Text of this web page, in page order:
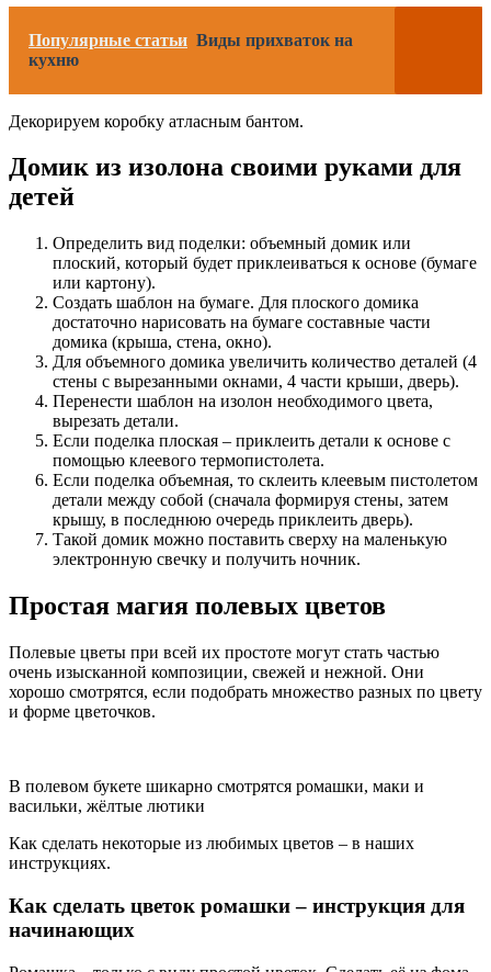
Популярные статьи Виды прихваток на
кухню
Декорируем коробку атласным бантом.
Домик из изолона своими руками для
детей
Определить вид поделки: объемный домик или
плоский, который будет приклеиваться к основе (бумаге
или картону).
Создать шаблон на бумаге. Для плоского домика
достаточно нарисовать на бумаге составные части
домика (крыша, стена, окно).
Для объемного домика увеличить количество деталей (4
стены с вырезанными окнами, 4 части крыши, дверь).
Перенести шаблон на изолон необходимого цвета,
вырезать детали.
Если поделка плоская – приклеить детали к основе с
помощью клеевого термопистолета.
Если поделка объемная, то склеить клеевым пистолетом
детали между собой (сначала формируя стены, затем
крышу, в последнюю очередь приклеить дверь).
Такой домик можно поставить сверху на маленькую
электронную свечку и получить ночник.
Простая магия полевых цветов
Полевые цветы при всей их простоте могут стать частью
очень изысканной композиции, свежей и нежной. Они
хорошо смотрятся, если подобрать множество разных по цвету
и форме цветочков.
В полевом букете шикарно смотрятся ромашки, маки и
васильки, жёлтые лютики
Как сделать некоторые из любимых цветов – в наших
инструкциях.
Как сделать цветок ромашки – инструкция для
начинающих